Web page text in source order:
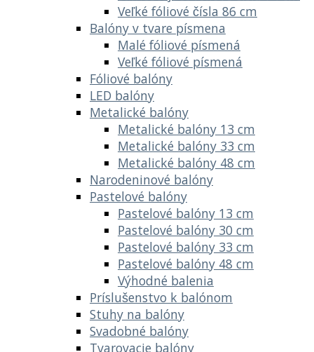
Veľké fóliové čísla 86 cm
Balóny v tvare písmena
Malé fóliové písmená
Veľké fóliové písmená
Fóliové balóny
LED balóny
Metalické balóny
Metalické balóny 13 cm
Metalické balóny 33 cm
Metalické balóny 48 cm
Narodeninové balóny
Pastelové balóny
Pastelové balóny 13 cm
Pastelové balóny 30 cm
Pastelové balóny 33 cm
Pastelové balóny 48 cm
Výhodné balenia
Príslušenstvo k balónom
Stuhy na balóny
Svadobné balóny
Tvarovacie balóny